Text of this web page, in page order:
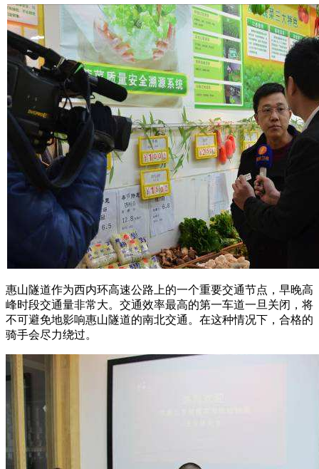
惠山隧道作为西内环高速公路上的一个重要交通节点，早晚高
峰时段交通量非常大。交通效率最高的第一车道一旦关闭，将
不可避免地影响惠山隧道的南北交通。在这种情况下，合格的
骑手会尽力绕过。